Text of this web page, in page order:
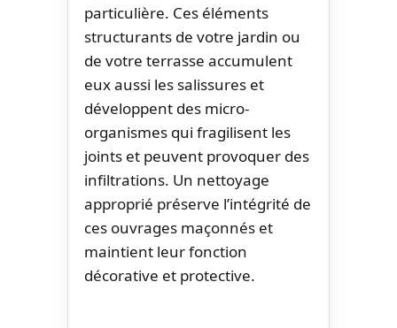
particulière. Ces éléments
structurants de votre jardin ou
de votre terrasse accumulent
eux aussi les salissures et
développent des micro-
organismes qui fragilisent les
joints et peuvent provoquer des
infiltrations. Un nettoyage
approprié préserve l’intégrité de
ces ouvrages maçonnés et
maintient leur fonction
décorative et protective.